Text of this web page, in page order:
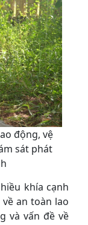
động, vệ
sát phát
khía cạnh
an toàn lao
và vấn đề về